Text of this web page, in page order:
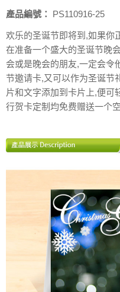
產品編號： PS110916-25
欢乐的圣诞节即将到,如果你
在准备一个盛大的圣诞节晚
会或是晚会的朋友,一定会令
节邀请卡,又可以作为圣诞节
片和文字添加到卡片上,便可
行贺卡定制均免费赠送一个